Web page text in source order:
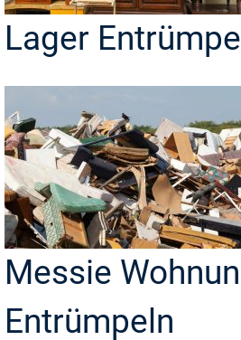
Lager
Messie
Entrümpeln